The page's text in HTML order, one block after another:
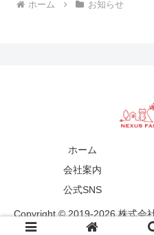
ホーム お知らせ
ホーム
会社案内
公式SNS
Copyright © 2019-2026 株式会
Rights